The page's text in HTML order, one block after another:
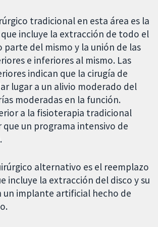
tradicional en esta área es la
incluye la extracción de todo el
parte del mismo y la unión de las
e inferiores al mismo. Las
indican que la cirugía de
lugar a un alivio moderado del
moderadas en la función.
a la fisioterapia tradicional
que un programa intensivo de
alternativo es el reemplazo
incluye la extracción del disco y su
un implante artificial hecho de